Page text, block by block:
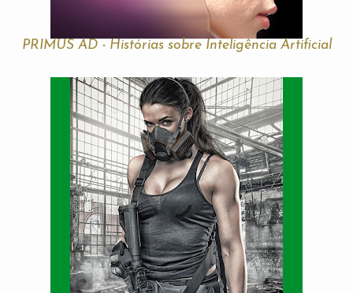
PRIMUS AD - Histórias sobre Inteligência Artificial